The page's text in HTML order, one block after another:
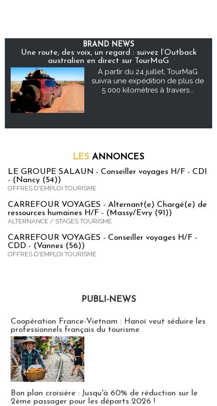
BRAND NEWS
Une route, des voix, un regard : suivez l’Outback
australien en direct sur TourMaG
À partir du 24 juillet, TourMaG
suivra une expédition de plus de
5 000 kilomètres à travers...
LES ANNONCES
LE GROUPE SALAUN - Conseiller voyages H/F - CDI
- (Nancy (54))
OFFRES D'EMPLOI TOURISME
CARREFOUR VOYAGES - Alternant(e) Chargé(e) de
ressources humaines H/F - (Massy/Evry (91))
ALTERNANCE / STAGES TOURISME
CARREFOUR VOYAGES - Conseiller voyages H/F -
CDD - (Vannes (56))
OFFRES D'EMPLOI TOURISME
PUBLI-NEWS
Coopération France-Vietnam : Hanoï veut séduire les
professionnels français du tourisme
Bon plan croisière : Jusqu'à 60% de réduction sur le
2ème passager pour les départs 2026 !